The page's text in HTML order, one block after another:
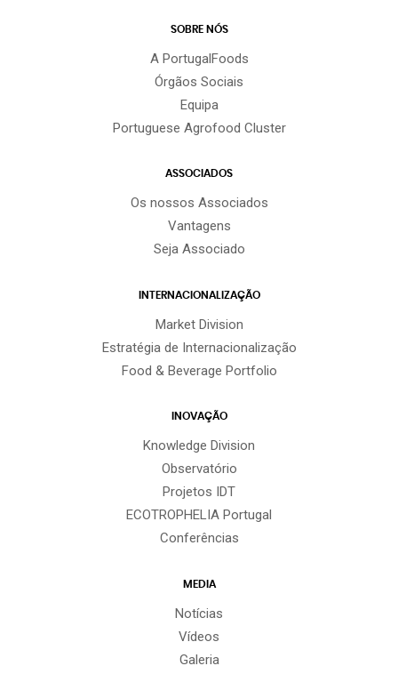
SOBRE NÓS
A PortugalFoods
Órgãos Sociais
Equipa
Portuguese Agrofood Cluster
ASSOCIADOS
Os nossos Associados
Vantagens
Seja Associado
INTERNACIONALIZAÇÃO
Market Division
Estratégia de Internacionalização
Food & Beverage Portfolio
INOVAÇÃO
Knowledge Division
Observatório
Projetos IDT
ECOTROPHELIA Portugal
Conferências
MEDIA
Notícias
Vídeos
Galeria